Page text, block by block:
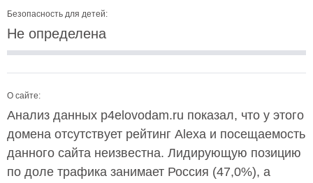
Безопасность для детей:
Не определена
О сайте:
Анализ данных p4elovodam.ru показал, что у этого
домена отсутствует рейтинг Alexa и посещаемость
данного сайта неизвестна. Лидирующую позицию
по доле трафика занимает Россия (47,0%), а